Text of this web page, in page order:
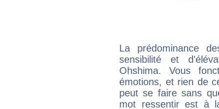
La prédominance
sensibilité et
Ohshima. Vous
émotions, et rien de
peut se faire sans
mot ressentir est à